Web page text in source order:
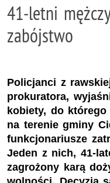
41-letni
zabójstwo
Policjanci z
prokuratora,
kobiety, do
na terenie gminy
funkcjonariusze
Jeden z nich, 41-
zagrożony karą